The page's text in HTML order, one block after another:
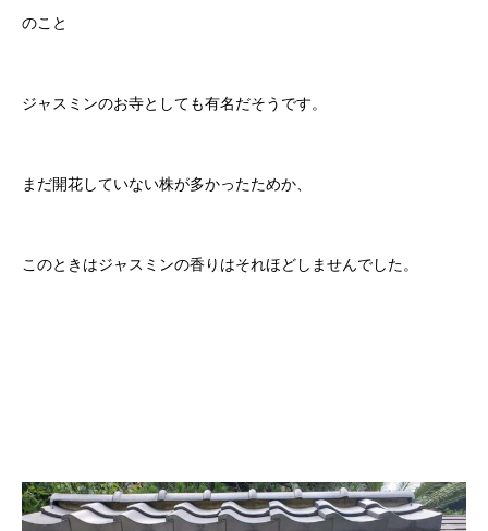
のこと
ジャスミンのお寺としても有名だそうです。
まだ開花していない株が多かったためか、
このときはジャスミンの香りはそれほどしませんでした。